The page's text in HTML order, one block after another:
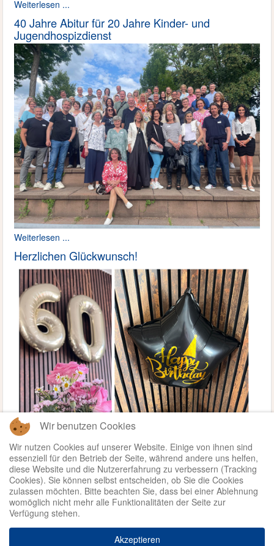
Weiterlesen ...
40 Jahre Abitur für 20 Jahre Kinder- und
Jugendhospizdienst
Weiterlesen ...
Herzlichen Glückwunsch!
Weiterlesen ...
Wir benutzen Cookies
Wir nutzen Cookies auf unserer Website. Einige von ihnen sind
essenziell für den Betrieb der Seite, während andere uns helfen,
diese Website und die Nutzererfahrung zu verbessern (Tracking
Cookies). Sie können selbst entscheiden, ob Sie die Cookies
zulassen möchten. Bitte beachten Sie, dass bei einer Ablehnung
womöglich nicht mehr alle Funktionalitäten der Seite zur
Verfügung stehen.
Akzeptieren